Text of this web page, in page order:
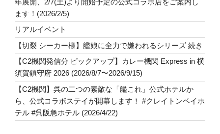
ます！(2026/2/5)
リアルイベント
【切裂 シーカー様】艦娘に全力で嫌われるシリーズ 続き
【C2機関発信分 ピックアップ】カレー機関 Express in 横
須賀鎮守府 2026 (2026/8/7〜2026/9/15)
【C2機関】呉の二つの素敵な「艦これ」公式ホテルか
ら、公式コラボステイが開幕します！ #クレイトンベイホ
テル #呉阪急ホテル (2026/4/22)